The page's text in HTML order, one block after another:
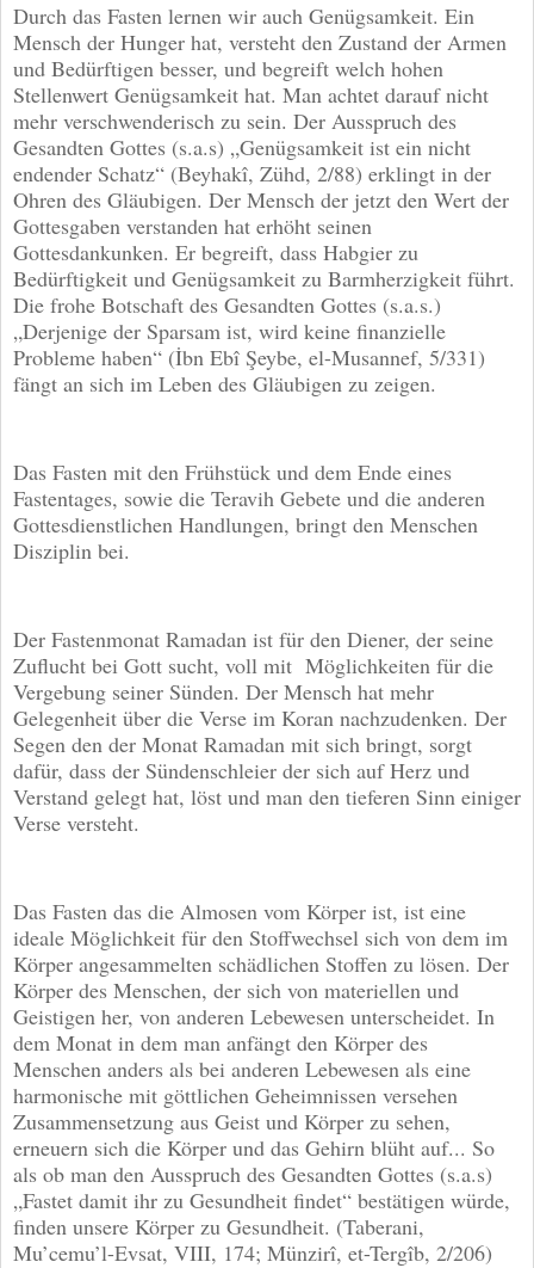
Durch das Fasten lernen wir auch Genügsamkeit. Ein
Mensch der Hunger hat, versteht den Zustand der Armen
und Bedürftigen besser, und begreift welch hohen
Stellenwert Genügsamkeit hat. Man achtet darauf nicht
mehr verschwenderisch zu sein. Der Ausspruch des
Gesandten Gottes (s.a.s) „Genügsamkeit ist ein nicht
endender Schatz“ (Beyhakî, Zühd, 2/88) erklingt in der
Ohren des Gläubigen. Der Mensch der jetzt den Wert der
Gottesgaben verstanden hat erhöht seinen
Gottesdankunken. Er begreift, dass Habgier zu
Bedürftigkeit und Genügsamkeit zu Barmherzigkeit führt.
Die frohe Botschaft des Gesandten Gottes (s.a.s.)
„Derjenige der Sparsam ist, wird keine finanzielle
Probleme haben“ (İbn Ebî Şeybe, el-Musannef, 5/331)
fängt an sich im Leben des Gläubigen zu zeigen.
Das Fasten mit den Frühstück und dem Ende eines
Fastentages, sowie die Teravih Gebete und die anderen
Gottesdienstlichen Handlungen, bringt den Menschen
Disziplin bei.
Der Fastenmonat Ramadan ist für den Diener, der seine
Zuflucht bei Gott sucht, voll mit Möglichkeiten für die
Vergebung seiner Sünden. Der Mensch hat mehr
Gelegenheit über die Verse im Koran nachzudenken. Der
Segen den der Monat Ramadan mit sich bringt, sorgt
dafür, dass der Sündenschleier der sich auf Herz und
Verstand gelegt hat, löst und man den tieferen Sinn einiger
Verse versteht.
Das Fasten das die Almosen vom Körper ist, ist eine
ideale Möglichkeit für den Stoffwechsel sich von dem im
Körper angesammelten schädlichen Stoffen zu lösen. Der
Körper des Menschen, der sich von materiellen und
Geistigen her, von anderen Lebewesen unterscheidet. In
dem Monat in dem man anfängt den Körper des
Menschen anders als bei anderen Lebewesen als eine
harmonische mit göttlichen Geheimnissen versehen
Zusammensetzung aus Geist und Körper zu sehen,
erneuern sich die Körper und das Gehirn blüht auf... So
als ob man den Ausspruch des Gesandten Gottes (s.a.s)
„Fastet damit ihr zu Gesundheit findet“ bestätigen würde,
finden unsere Körper zu Gesundheit. (Taberani,
Mu’cemu’l-Evsat, VIII, 174; Münzirî, et-Tergîb, 2/206)